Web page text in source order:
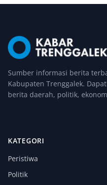
Sumber informasi berita
Kabupaten Trenggalek.
berita daerah, politik,
KATEGORI
Peristiwa
Politik